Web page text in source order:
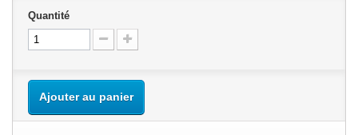
Quantité
Ajouter au panier